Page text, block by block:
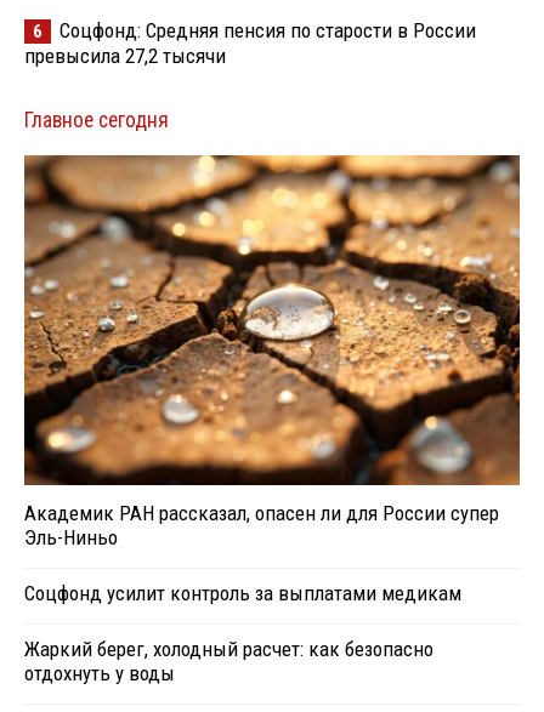
6
Соцфонд: Средняя пенсия по старости в России
превысила 27,2 тысячи
Главное сегодня
Академик РАН рассказал, опасен ли для России супер
Эль-Ниньо
Соцфонд усилит контроль за выплатами медикам
Жаркий берег, холодный расчет: как безопасно
отдохнуть у воды